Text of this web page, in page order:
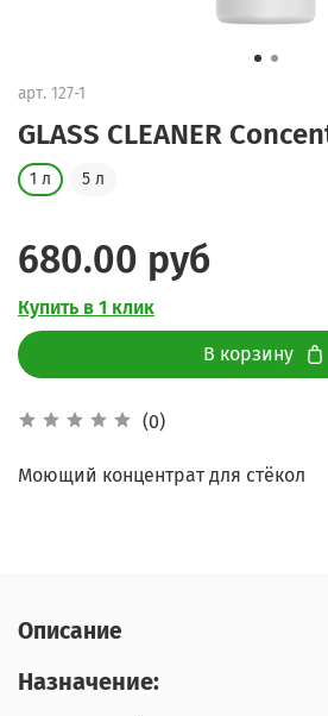
арт. 127-1
GLASS CLEANER
(0)
1 л 5 л
680.00 руб
Купить в 1 клик
В корзину
Моющий концентрат для стёкол
Описание
Назначение: